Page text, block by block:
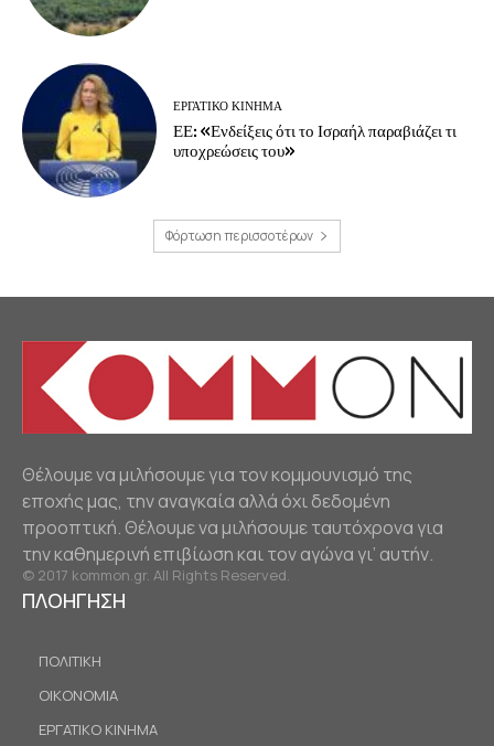
ΕΡΓΑΤΙΚΟ ΚΙΝΗΜΑ
ΕΕ: «Ενδείξεις ότι το Ισραήλ παραβιάζει τι
υποχρεώσεις του»
Φόρτωση περισσοτέρων
Θέλουμε να μιλήσουμε για τον κομμουνισμό της
εποχής μας, την αναγκαία αλλά όχι δεδομένη
προοπτική. Θέλουμε να μιλήσουμε ταυτόχρονα για
την καθημερινή επιβίωση και τον αγώνα γι’ αυτήν.
© 2017 kommon.gr. All Rights Reserved.
ΠΛΟΗΓΗΣΗ
ΠΟΛΙΤΙΚΗ
ΟΙΚΟΝΟΜΙΑ
ΕΡΓΑΤΙΚΟ ΚΙΝΗΜΑ